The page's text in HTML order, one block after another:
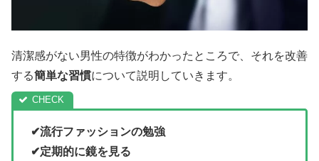
清潔感がない男性の特徴がわかったところで、それを改善
する簡単な習慣について説明していきます。
✔流行ファッションの勉強
✔定期的に鏡を見る